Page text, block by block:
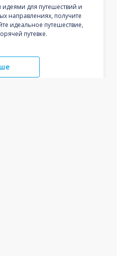
для путешествий и
направлениях, получите
идеальное путешествие,
путевке.